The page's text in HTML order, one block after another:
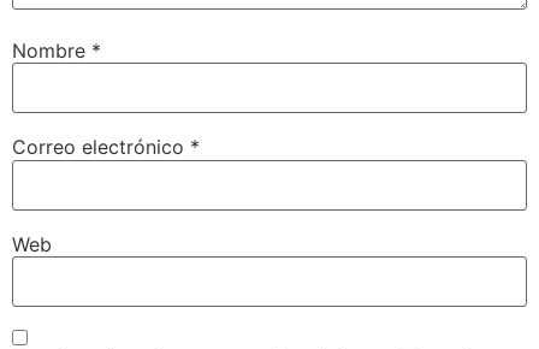
Nombre *
Correo electrónico *
Web